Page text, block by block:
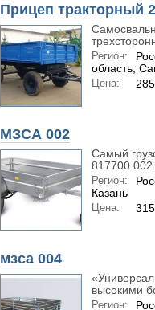
Прицеп тракторный
Регион:
область;
Цена:
МЗСА 002
Самый
817700.002
Регион:
Казань
Цена:
мзса 004
высокими
Регион: